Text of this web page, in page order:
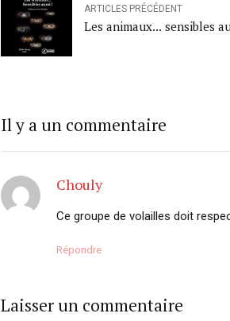
ARTICLES PRÉCÉDENT
Les animaux... sensibles
Il y a un commentaire
Chouly
Ce groupe de volailles doit
Répondre
Laisser un commentaire